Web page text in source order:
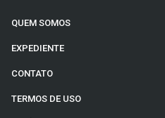
QUEM SOMOS
EXPEDIENTE
CONTATO
TERMOS DE USO